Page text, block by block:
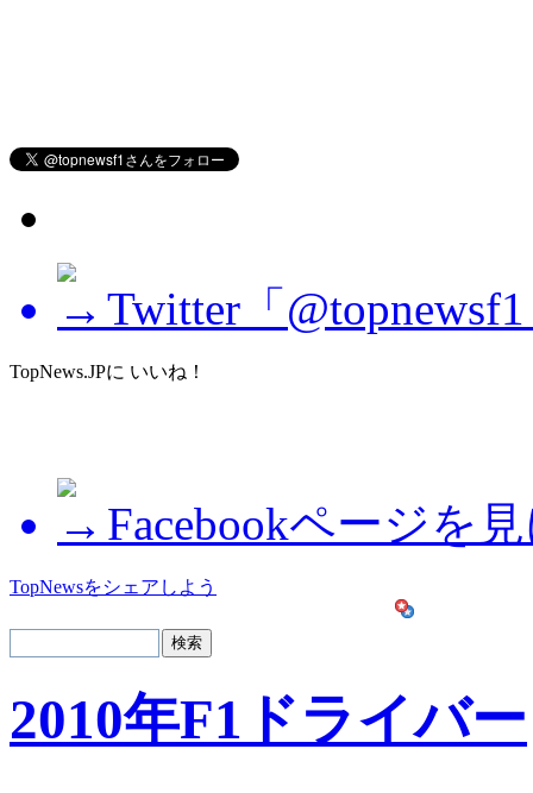
Twitter「
TopNews.JPに いいね！
Facebookページを
TopNewsをシェアしよう
2010年F1ドライバー